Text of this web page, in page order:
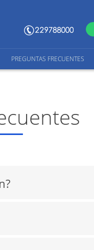
PREGUNTAS FRECUENTES